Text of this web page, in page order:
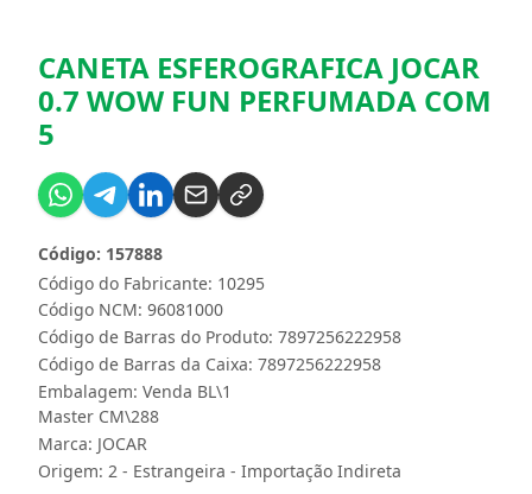
CANETA ESFEROGRAFICA JOCAR
0.7 WOW FUN PERFUMADA COM
5
Código do Fabricante: 10295
Código: 157888
Código NCM: 96081000
Código de Barras do Produto: 7897256222958
Código de Barras da Caixa: 7897256222958
Embalagem: Venda BL\1
Master CM\288
Marca: JOCAR
Origem: 2 - Estrangeira - Importação Indireta